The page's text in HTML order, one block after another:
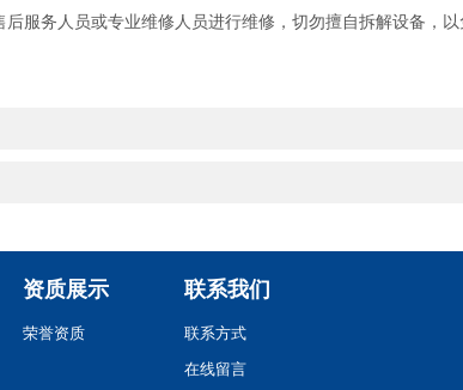
服务人员或专业维修人员进行维修，切勿擅自拆解设备，以
资质展示
荣誉资质
联系我们
联系方式
在线留言